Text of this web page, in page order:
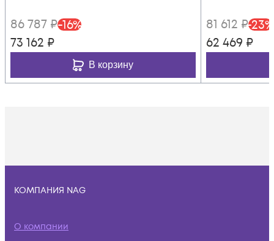
86 787 ₽-16%
73 162 ₽
В корзину
81 612 ₽-23%
62 469 ₽
КОМПАНИЯ NAG
О компании